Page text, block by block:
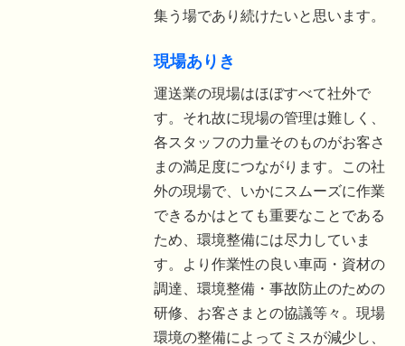
集う場であり続けたいと思います。
現場ありき
運送業の現場はほぼすべて社外で
す。それ故に現場の管理は難しく、
各スタッフの力量そのものがお客さ
まの満足度につながります。この社
外の現場で、いかにスムーズに作業
できるかはとても重要なことである
ため、環境整備には尽力していま
す。より作業性の良い車両・資材の
調達、環境整備・事故防止のための
研修、お客さまとの協議等々。現場
環境の整備によってミスが減少し、